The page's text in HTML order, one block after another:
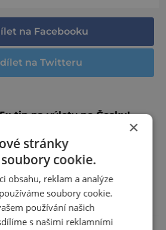
na Facebooku
na Twitteru
tip na výlety po Česku!
Corones: Transformace
v ráj singletrailů
×
stránky
cookie.
obsahu, reklam a analýze
soubory cookie.
používání našich
s našimi reklamními